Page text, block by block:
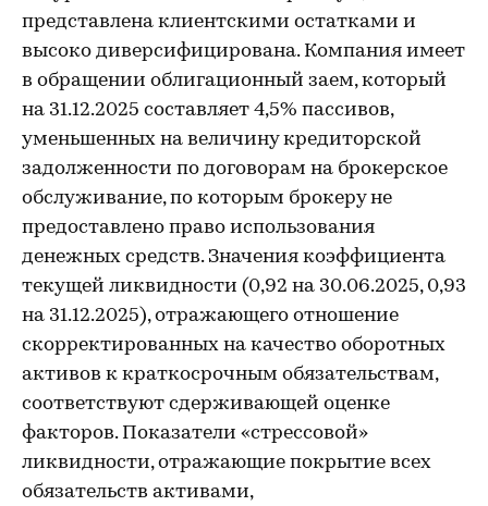
представлена клиентскими остатками и
высоко диверсифицирована. Компания имеет
в обращении облигационный заем, который
на 31.12.2025 составляет 4,5% пассивов,
уменьшенных на величину кредиторской
задолженности по договорам на брокерское
обслуживание, по которым брокеру не
предоставлено право использования
денежных средств. Значения коэффициента
текущей ликвидности (0,92 на 30.06.2025, 0,93
на 31.12.2025), отражающего отношение
скорректированных на качество оборотных
активов к краткосрочным обязательствам,
соответствуют сдерживающей оценке
факторов. Показатели «стрессовой»
ликвидности, отражающие покрытие всех
обязательств активами,